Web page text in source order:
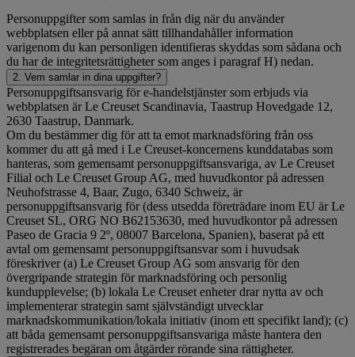
Personuppgifter som samlas in från dig när du använder
webbplatsen eller på annat sätt tillhandahåller information
varigenom du kan personligen identifieras skyddas som sådana och
du har de integritetsrättigheter som anges i paragraf H) nedan.
2. Vem samlar in dina uppgifter?
Personuppgiftsansvarig för e-handelstjänster som erbjuds via
webbplatsen är Le Creuset Scandinavia, Taastrup Hovedgade 12,
2630 Taastrup, Danmark.
Om du bestämmer dig för att ta emot marknadsföring från oss
kommer du att gå med i Le Creuset-koncernens kunddatabas som
hanteras, som gemensamt personuppgiftsansvariga, av Le Creuset
Filial och Le Creuset Group AG, med huvudkontor på adressen
Neuhofstrasse 4, Baar, Zugo, 6340 Schweiz, är
personuppgiftsansvarig för (dess utsedda företrädare inom EU är Le
Creuset SL, ORG NO B62153630, med huvudkontor på adressen
Paseo de Gracia 9 2º, 08007 Barcelona, Spanien), baserat på ett
avtal om gemensamt personuppgiftsansvar som i huvudsak
föreskriver (a) Le Creuset Group AG som ansvarig för den
övergripande strategin för marknadsföring och personlig
kundupplevelse; (b) lokala Le Creuset enheter drar nytta av och
implementerar strategin samt självständigt utvecklar
marknadskommunikation/lokala initiativ (inom ett specifikt land); (c)
att båda gemensamt personuppgiftsansvariga måste hantera den
registrerades begäran om åtgärder rörande sina rättigheter.